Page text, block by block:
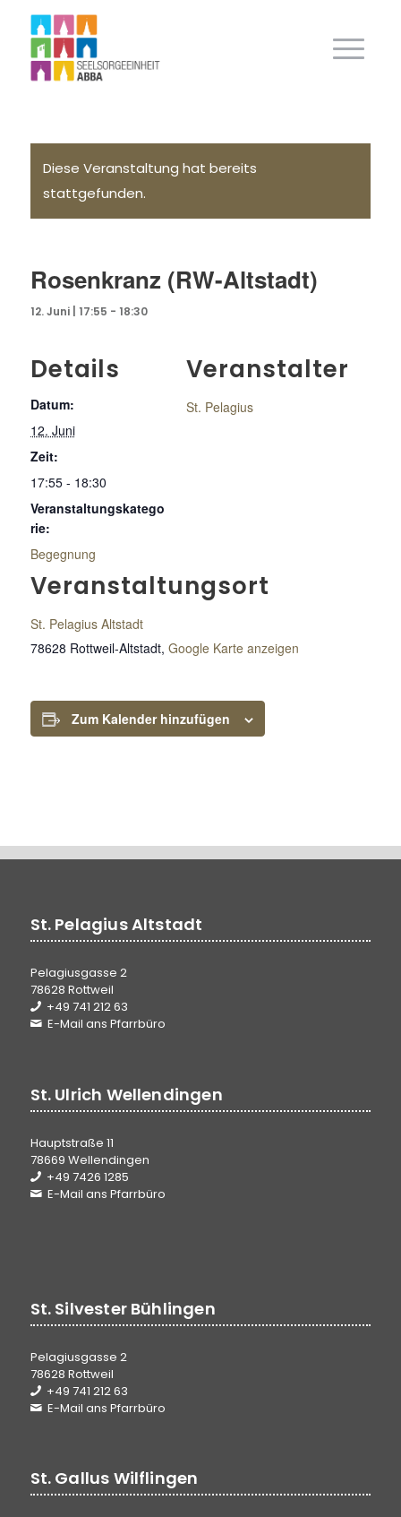
Diese Veranstaltung hat bereits
stattgefunden.
Rosenkranz (RW-Altstadt)
12. Juni | 17:55 - 18:30
Details
Datum:
12. Juni
Zeit:
17:55 - 18:30
Veranstaltungskatego
rie:
Begegnung
Veranstaltungsort
St. Pelagius Altstadt
78628 Rottweil-Altstadt, Google Karte anzeigen
Veranstalter
St. Pelagius
Zum Kalender hinzufügen
St. Pelagius Altstadt
Pelagiusgasse 2
78628 Rottweil
+49 741 212 63
E-Mail ans Pfarrbüro
St. Ulrich Wellendingen
Hauptstraße 11
78669 Wellendingen
+49 7426 1285
E-Mail ans Pfarrbüro
St. Silvester Bühlingen
Pelagiusgasse 2
78628 Rottweil
+49 741 212 63
E-Mail ans Pfarrbüro
St. Gallus Wilflingen